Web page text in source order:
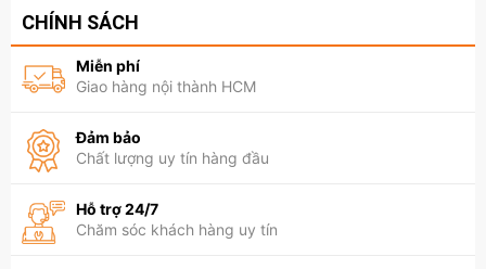
CHÍNH SÁCH
Miễn phí
Giao hàng nội thành HCM
Đảm bảo
Chất lượng uy tín hàng đầu
Hỗ trợ 24/7
Chăm sóc khách hàng uy tín